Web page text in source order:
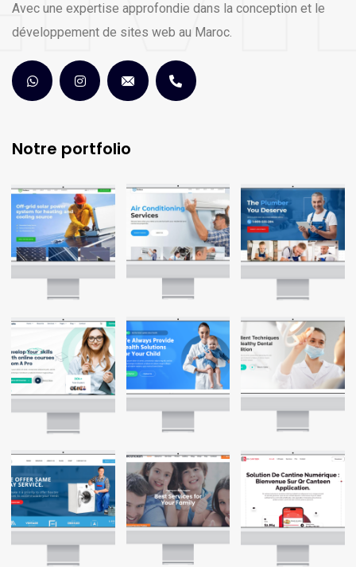
Avec une expertise approfondie dans la conception et le
développement de sites web au Maroc.
Notre portfolio